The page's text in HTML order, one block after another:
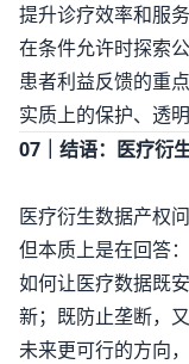
提升诊疗效率和服
在条件允许时探索
患者利益反馈的重
实质上的保护、透
07｜结语：医疗衍
医疗衍生数据产权
但本质上是在回答：
如何让医疗数据既
新；既防止垄断，
未来更可行的方向